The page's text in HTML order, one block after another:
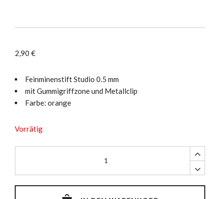
2,90 €
Feinminenstift Studio 0.5 mm
mit Gummigriffzone und Metallclip
Farbe: orange
Vorrätig
0.5
orange